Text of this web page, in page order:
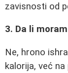
zavisnosti od
3. Da li
Ne, hrono
kalorija, već